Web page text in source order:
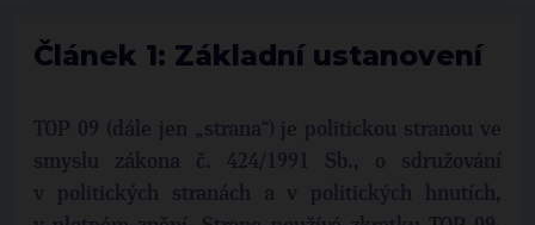
Článek 1: Základní ustanovení
TOP 09 (dále jen „strana“) je politickou stranou ve
smyslu zákona č. 424/1991 Sb., o sdružování
v politických stranách a v politických hnutích,